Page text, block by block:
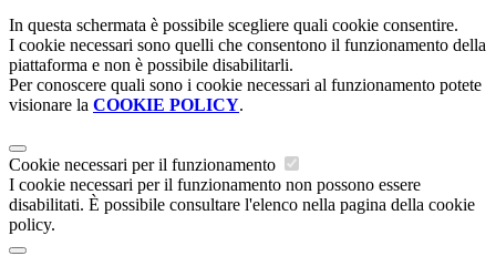
In questa schermata è possibile scegliere quali cookie consentire.
I cookie necessari sono quelli che consentono il funzionamento della
piattaforma e non è possibile disabilitarli.
Per conoscere quali sono i cookie necessari al funzionamento potete
visionare la COOKIE POLICY.
Cookie necessari per il funzionamento
I cookie necessari per il funzionamento non possono essere
disabilitati. È possibile consultare l'elenco nella pagina della cookie
policy.